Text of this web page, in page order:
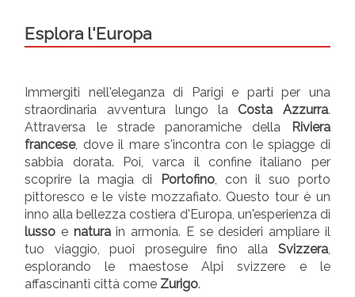
Esplora l'Europa
Immergiti nell'eleganza di Parigi e parti per una
straordinaria avventura lungo la Costa Azzurra.
Attraversa le strade panoramiche della
Riviera
francese, dove il mare s'incontra con le spiagge di
sabbia dorata. Poi, varca il confine italiano per
scoprire la magia di
Portofino, con il suo porto
pittoresco e le viste mozzafiato. Questo tour è un
inno alla bellezza costiera d'Europa, un'esperienza di
lusso e naturain armonia. E se desideri ampliare il
tuo viaggio, puoi proseguire fino alla Svizzera,
esplorando le maestose Alpi svizzere e le
affascinanti città come Zurigo.